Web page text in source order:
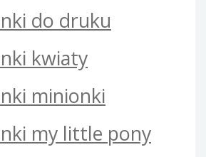
do druku
kwiaty
minionki
my little pony